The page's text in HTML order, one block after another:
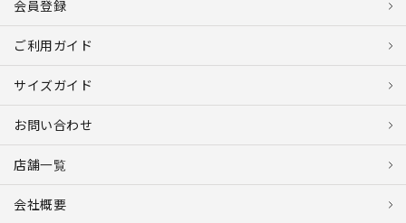
会員登録
ご利用ガイド
サイズガイド
お問い合わせ
店舗一覧
会社概要